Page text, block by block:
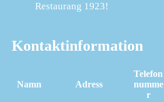
Restaurang 1923!
Kontaktinformation
Namn Adress
Telefon
numme
r